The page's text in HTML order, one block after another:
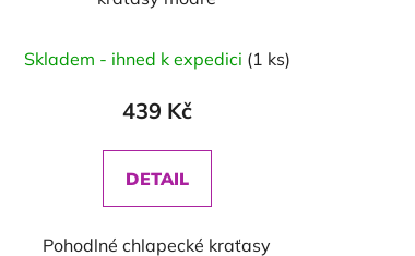
Skladem - ihned k expedici (1 ks)
439 Kč
DETAIL
Pohodlné chlapecké kraťasy